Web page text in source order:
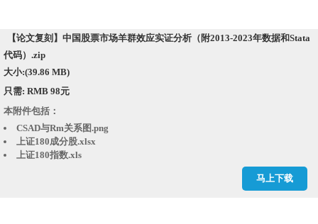
【论文复刻】中国股票市场羊群效应实证分析（附2013-2023年数据和Stata
代码）.zip
大小:(39.86 MB)
只需: RMB 98元
马上下载
本附件包括：
CSAD与Rm关系图.png
上证180成分股.xlsx
上证180指数.xls